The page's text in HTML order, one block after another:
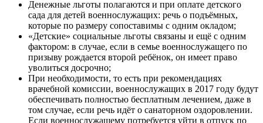
Денежные льготы полагаются и при оплате детского
сада для детей военнослужащих: речь о подъёмных,
которые по размеру сопоставимы с одним окладом;
«Детские» социальные льготы связаны и ещё с одним
фактором: в случае, если в семье военнослужащего по
призыву рождается второй ребёнок, он имеет право
уволиться досрочно;
При необходимости, то есть при рекомендациях
врачебной комиссии, военнослужащих в 2017 году будут
обеспечивать полностью бесплатным лечением, даже в
том случае, если речь идёт о санаторном оздоровлении.
Если военнослужащему потребуется уйти в отпуск по